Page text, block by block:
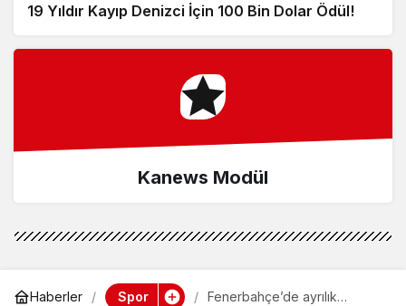
19 Yıldır Kayıp Denizci İçin 100 Bin Dolar Ödül!
Kanews Modül
Haberler Spor
Fenerbahçe’de ayrılık